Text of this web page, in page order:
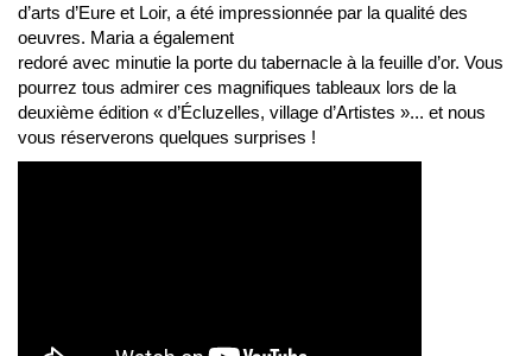
d’arts d’Eure et Loir, a été impressionnée par la qualité des
oeuvres. Maria a également
redoré avec minutie la porte du tabernacle à la feuille d’or. Vous
pourrez tous admirer ces magnifiques tableaux lors de la
deuxième édition « d’Écluzelles, village d’Artistes »... et nous
vous réserverons quelques surprises !